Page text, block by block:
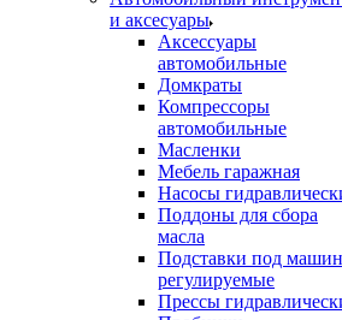
и аксесуары
Аксессуары
автомобильные
Домкраты
Компрессоры
автомобильные
Масленки
Мебель гаражная
Насосы
Поддоны для сбора
масла
Подставки под
регулируемые
Прессы